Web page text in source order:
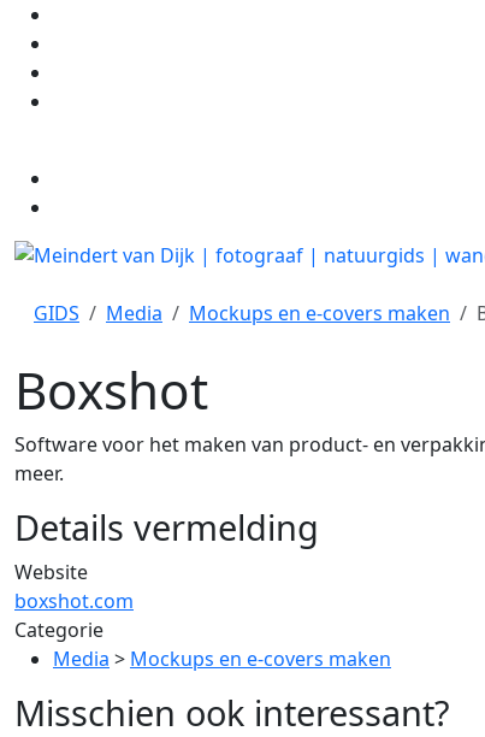
GIDS Media Mockups en e-covers maken
Boxshot
Software voor het maken van product- en
meer.
Details vermelding
Website
boxshot.com
Categorie
Media > Mockups en e-covers maken
Misschien ook interessant?